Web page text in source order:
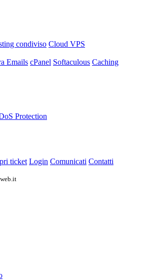
condiviso Cloud VPS
Emails cPanel Softaculous Caching
Protection
ticket Login Comunicati Contatti